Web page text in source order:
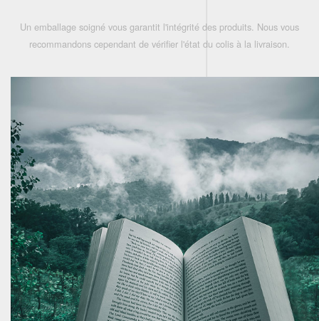
Un emballage soigné vous garantit l'intégrité des produits. Nous vous
recommandons cependant de vérifier l'état du colis à la livraison.